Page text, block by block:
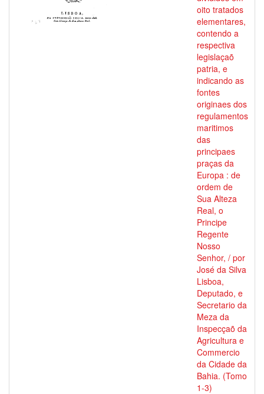
oito tratados
elementares,
contendo a
respectiva
legislaçaõ
patria, e
indicando as
fontes
originaes dos
regulamentos
maritimos
das
principaes
praças da
Europa : de
ordem de
Sua Alteza
Real, o
Principe
Regente
Nosso
Senhor, / por
José da Silva
Lisboa,
Deputado, e
Secretario da
Meza da
Inspecçaõ da
Agricultura e
Commercio
da Cidade da
Bahia. (Tomo
1-3)